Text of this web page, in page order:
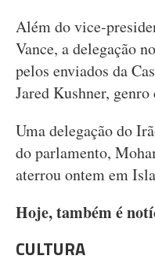
Além do vice-
Vance, a delegação
pelos enviados da
Jared Kushner,
Uma delegação do
do parlamento,
aterrou ontem em
Hoje, também é
CULTURA